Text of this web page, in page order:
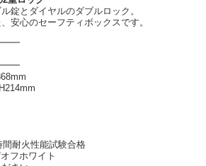
錠とダイヤルのダブルロック。
安心のセーフティボックスです。
耐火性能試験合格
フホワイト